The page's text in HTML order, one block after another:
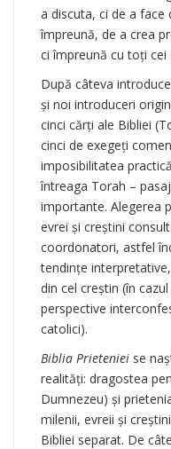
a discuta, ci de a face
împreună, de a crea
ci împreună cu toţi cei
După câteva
şi noi introduceri
cinci cărţi ale Bibliei
cinci de exegeţi
imposibilitatea
întreaga Torah –
importante. Alegerea
evrei şi creştini
coordonatori, astfel
tendinţe
din cel creştin (în
perspective
catolici).
Biblia Prieteniei se
realităţi: dragostea
Dumnezeu) şi
milenii, evreii şi
Bibliei separat. De